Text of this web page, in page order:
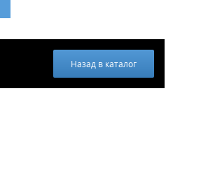
Назад в каталог